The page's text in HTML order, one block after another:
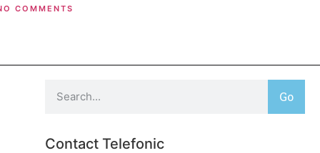
COMMENTS
Go
Contact Telefonic